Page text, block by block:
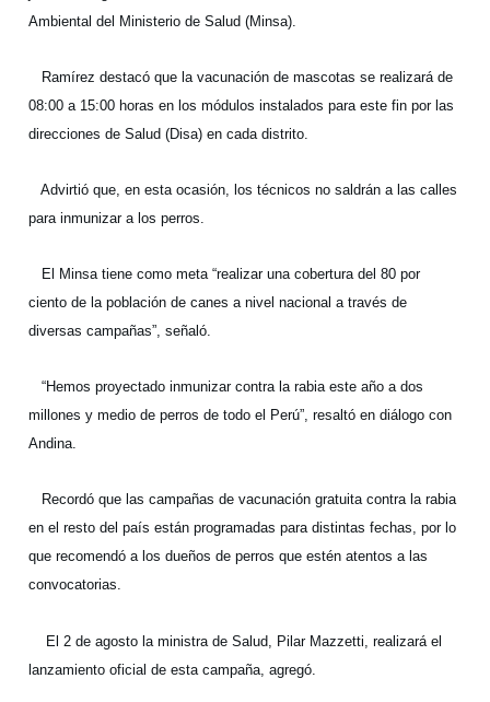
Ambiental del Ministerio de Salud (Minsa).
Ramírez destacó que la vacunación de mascotas se realizará de
08:00 a 15:00 horas en los módulos instalados para este fin por las
direcciones de Salud (Disa) en cada distrito.
Advirtió que, en esta ocasión, los técnicos no saldrán a las calles
para inmunizar a los perros.
El Minsa tiene como meta “realizar una cobertura del 80 por
ciento de la población de canes a nivel nacional a través de
diversas campañas”, señaló.
“Hemos proyectado inmunizar contra la rabia este año a dos
millones y medio de perros de todo el Perú”, resaltó en diálogo con
Andina.
Recordó que las campañas de vacunación gratuita contra la rabia
en el resto del país están programadas para distintas fechas, por lo
que recomendó a los dueños de perros que estén atentos a las
convocatorias.
El 2 de agosto la ministra de Salud, Pilar Mazzetti, realizará el
lanzamiento oficial de esta campaña, agregó.